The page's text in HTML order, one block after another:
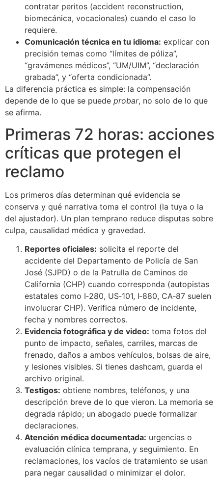
contratar peritos (accident reconstruction,
biomecánica, vocacionales) cuando el caso lo
requiere.
Comunicación técnica en tu idioma: explicar con
precisión temas como “límites de póliza”,
“gravámenes médicos”, “UM/UIM”, “declaración
grabada”, y “oferta condicionada”.
La diferencia práctica es simple: la compensación
depende de lo que se puede probar, no solo de lo que
se afirma.
Primeras 72 horas: acciones
críticas que protegen el
reclamo
Los primeros días determinan qué evidencia se
conserva y qué narrativa toma el control (la tuya o la
del ajustador). Un plan temprano reduce disputas sobre
culpa, causalidad médica y gravedad.
Reportes oficiales: solicita el reporte del
accidente del Departamento de Policía de San
José (SJPD) o de la Patrulla de Caminos de
California (CHP) cuando corresponda (autopistas
estatales como I‑280, US‑101, I‑880, CA‑87 suelen
involucrar CHP). Verifica número de incidente,
fecha y nombres correctos.
Evidencia fotográfica y de video: toma fotos del
punto de impacto, señales, carriles, marcas de
frenado, daños a ambos vehículos, bolsas de aire,
y lesiones visibles. Si tienes dashcam, guarda el
archivo original.
Testigos: obtiene nombres, teléfonos, y una
descripción breve de lo que vieron. La memoria se
degrada rápido; un abogado puede formalizar
declaraciones.
Atención médica documentada: urgencias o
evaluación clínica temprana, y seguimiento. En
reclamaciones, los vacíos de tratamiento se usan
para negar causalidad o minimizar el dolor.